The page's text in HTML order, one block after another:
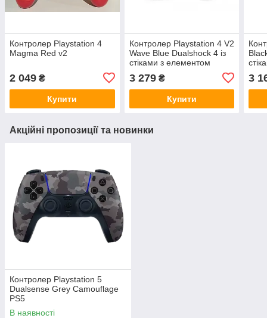
Контролер Playstation 4
Magma Red v2
2 049 ₴
Купити
Контролер Playstation 4 V2
Wave Blue Dualshock 4 із
стіками з елементом
3 279₴
Купити
3
Акційні пропозиції та новинки
Контролер Playstation 5
Dualsense Grey Camouflage
PS5
В наявності